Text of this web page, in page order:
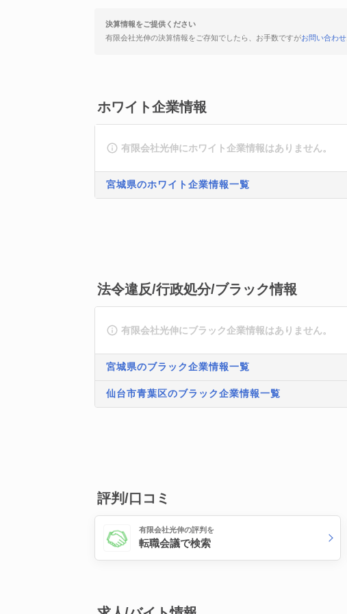
決算情報をご提供ください
有限会社光伸の決算情報をご存知でしたら、お手数ですがお問い合わせ
ホワイト企業情報
有限会社光伸にホワイト企業情報はありません。
宮城県のホワイト企業情報一覧
法令違反/行政処分/ブラック情報
有限会社光伸にブラック企業情報はありません。
宮城県のブラック企業情報一覧
仙台市青葉区のブラック企業情報一覧
評判/口コミ
有限会社光伸の評判を
転職会議で検索